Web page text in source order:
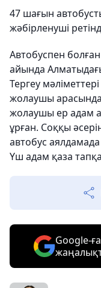
47 шағын
жәбірленуші
Автобуспен
айында
Тергеу
жолаушы
жолаушы ер адам
ұрған. Соққы
автобус
Үш адам қаза
Google-